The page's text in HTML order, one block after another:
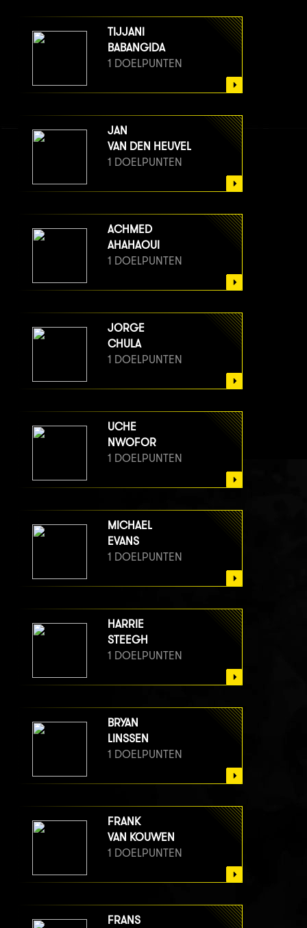
TIJJANI
BABANGIDA
1 DOELPUNTEN
JAN
VAN DEN HEUVEL
1 DOELPUNTEN
ACHMED
AHAHAOUI
1 DOELPUNTEN
JORGE
CHULA
1 DOELPUNTEN
UCHE
NWOFOR
1 DOELPUNTEN
MICHAEL
EVANS
1 DOELPUNTEN
HARRIE
STEEGH
1 DOELPUNTEN
BRYAN
LINSSEN
1 DOELPUNTEN
FRANK
VAN KOUWEN
1 DOELPUNTEN
FRANS